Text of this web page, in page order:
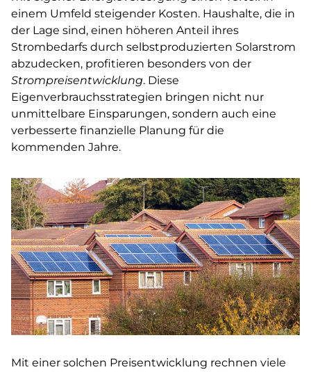
einem Umfeld steigender Kosten. Haushalte, die in
der Lage sind, einen höheren Anteil ihres
Strombedarfs durch selbstproduzierten Solarstrom
abzudecken, profitieren besonders von der
Strompreisentwicklung. Diese
Eigenverbrauchsstrategien bringen nicht nur
unmittelbare Einsparungen, sondern auch eine
verbesserte finanzielle Planung für die
kommenden Jahre.
Mit einer solchen Preisentwicklung rechnen viele